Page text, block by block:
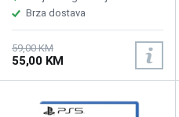
Brza dostava
59,00 KM
55,00 KM